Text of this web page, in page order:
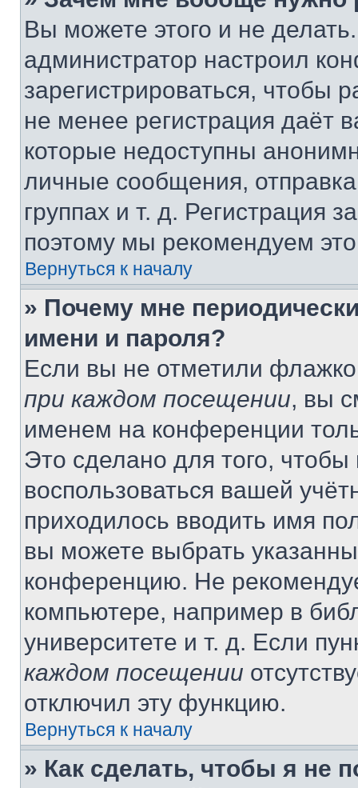
Вы можете этого и не
администратор настроил
зарегистрироваться, чтобы
не менее регистрация даёт
которые недоступны
личные сообщения,
группах и т. д. Регистрация
поэтому мы рекомендуем
Вернуться к началу
» Почему мне
имени и пароля?
Если вы не отметили
при каждом посещении, вы
именем на конференции
Это сделано для того, чтобы
воспользоваться вашей
приходилось вводить имя
вы можете выбрать
конференцию. Не
компьютере, например в
университете и т. д. Если
каждом посещении
отключил эту функцию.
Вернуться к началу
» Как сделать, чтобы я не